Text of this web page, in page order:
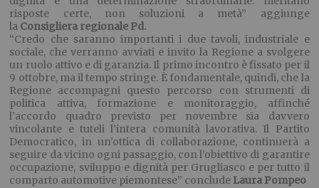
risposte certe, non soluzioni a metà” aggiunge
la Consigliera regionale Pd.
“Credo che saranno importanti i due tavoli, industriale e
sociale, che verranno avviati e invito la Regione a svolgere
un ruolo attivo e di garanzia. Il primo incontro è fissato per il
9 ottobre, ma il tempo stringe. È fondamentale, quindi, che la
Regione accompagni questo percorso con strumenti di
politica attiva, formazione e monitoraggio, affinché
l’accordo quadro previsto per novembre sia davvero
vincolante e tuteli l’intera comunità lavorativa. Il Partito
Democratico, in un’ottica di collaborazione, continuerà a
seguire da vicino ogni passaggio, con l’obiettivo di garantire
occupazione, sviluppo e dignità per Grugliasco e per tutto il
comparto automotive piemontese” conclude Laura Pompeo